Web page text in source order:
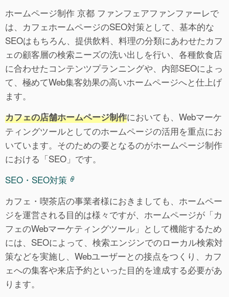
ホームページ制作 京都 ファンフェアファンファーレで
は、カフェホームページのSEO対策として、基本的な
SEOはもちろん、提供飲料、料理の分類にあわせたカフ
ェの顧客層の検索ニーズの洗い出しを行い、各種飲食店
に合わせたコンテンツプランニングや、内部SEOによっ
て、極めてWeb集客効果の高いホームページへと仕上げ
ます。
カフェの店舗ホームページ制作においても、Webマーケ
ティングツールとしてのホームページの活用を重点にお
いています。そのための要となるのがホームページ制作
における「SEO」です。
SEO・SEO対策
カフェ・喫茶店の事業者様におきましても、ホームペー
ジを運営される目的は様々ですが、ホームページが「カ
フェのWebマーケティングツール」として機能するため
には、SEOによって、検索エンジンでのローカル検索対
策などを実施し、Webユーザーとの接点をつくり、カフ
ェへの集客や来店予約といった目的を達成する必要があ
ります。